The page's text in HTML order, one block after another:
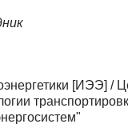
[ИЭЭ] /